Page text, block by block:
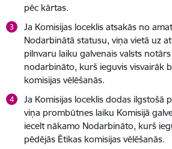
pēc kārtas.
Ja Komisijas loceklis atsakās no
Nodarbinātā statusu, viņa vietā uz
pilnvaru laiku galvenais valsts
nodarbināto, kurš ieguvis visvairāk
komisijas vēlēšanās.
Ja Komisijas loceklis dodas ilgstošā
viņa prombūtnes laiku Komisijā
iecelt nākamo Nodarbināto, kurš
pēdējās Ētikas komisijas vēlēšanās.